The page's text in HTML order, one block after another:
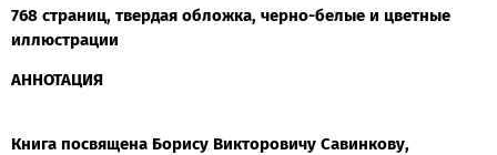
768 страниц, твердая обложка, черно-белые и цветные
иллюстрации
АННОТАЦИЯ
Книга посвящена Борису Викторовичу Савинкову,